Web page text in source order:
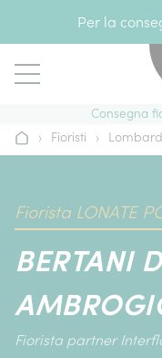
Per la
Consegna
Home› Fioristi ›
Fiorista LONATE
BERTANI
Fiorista partner